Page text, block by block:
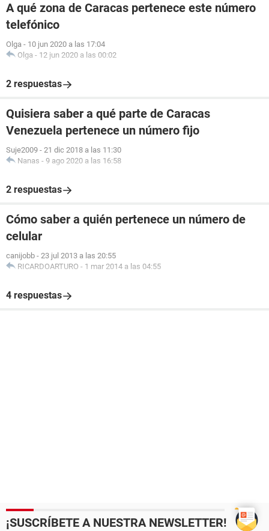
A qué zona de Caracas pertenece este número
telefónico
Olga - 10 jun 2020 a las 17:04
Olga - 12 jun 2020 a las 00:02
2 respuestas
Quisiera saber a qué parte de Caracas
Venezuela pertenece un número fijo
Suje2009 - 21 dic 2018 a las 11:30
Nanas - 9 ago 2020 a las 16:58
2 respuestas
Cómo saber a quién pertenece un número de
celular
canijobb - 23 jul 2013 a las 20:55
RICARDOARTURO - 1 mar 2014 a las 04:55
4 respuestas
¡SUSCRÍBETE A NUESTRA NEWSLETTER!